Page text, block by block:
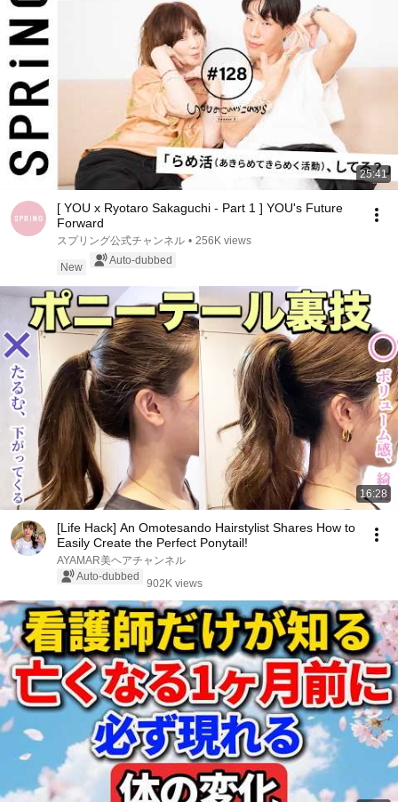
25:41
[ YOU x Ryotaro Sakaguchi - Part 1 ] YOU's Future
Forward
スプリング公式チャンネル • 256K views
New
Auto-dubbed
16:28
[Life Hack] An Omotesando Hairstylist Shares How to
Easily Create the Perfect Ponytail!
AYAMAR美ヘアチャンネル
Auto-dubbed
902K views